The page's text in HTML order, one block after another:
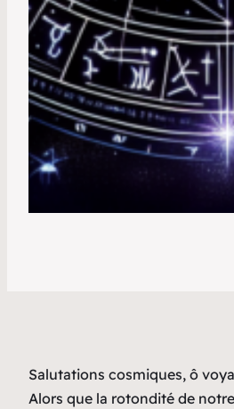
Salutations cosmiques, ô
Alors que la rotondité de